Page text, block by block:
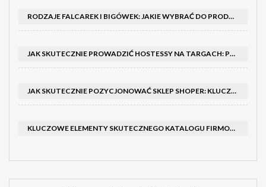
RODZAJE FALCAREK I BIGÓWEK: JAKIE WYBRAĆ DO PRODUKCJI?
JAK SKUTECZNIE PROWADZIĆ HOSTESSY NA TARGACH: PORADNIK I SZKOLENIA
JAK SKUTECZNIE POZYCJONOWAĆ SKLEP SHOPER: KLUCZOWE KROKI I STRATEGIE
KLUCZOWE ELEMENTY SKUTECZNEGO KATALOGU FIRMOWEGO I BROSZURY